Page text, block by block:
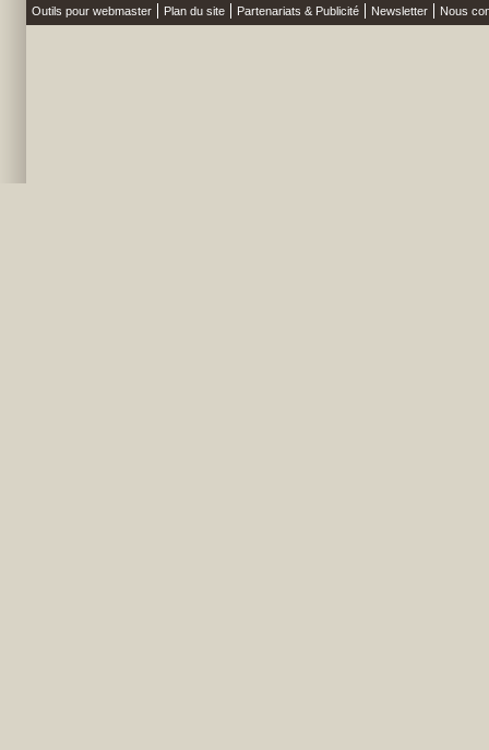
Outils pour webmaster Plan du site Partenariats & Publicité Newsletter Nous